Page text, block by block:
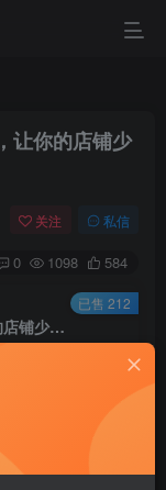
让你的店铺少
关注 私信
0 1098 584
2025-2026最新电商技术每天分享，让你的店铺少走弯路，越做越好(更新26年07月)
已售 212